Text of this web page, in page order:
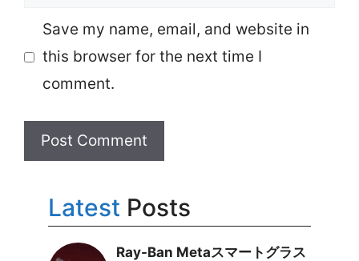
Save my name, email, and website in
this browser for the next time I
comment.
Latest Posts
Ray-Ban Metaスマートグラス